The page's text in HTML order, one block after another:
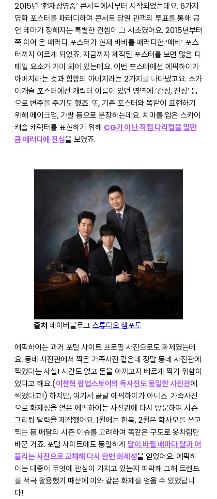
2015년 ‘현재상영중’ 콘서트에서부터 시작되었는데요. 6가지
영화 포스터를 패러디하여 콘서트 당일 관객의 투표를 통해 공
연 테마가 정해지는 특별한 컨셉이 그 시초였어요. 2015년부터
쭉 이어 온 패러디 포스터가 현재 바비를 패러디한 ‘애비’ 포스
터까지 이르게 되었죠. 지금까지 제작된 포스터를 보면 많은 디
테일 요소가 가미 되어 있는데요. 이번 포스터에선 에픽하이가
아버지라는 것과 힙합의 아버지라는 2가지를 나타냈고요. 스카
이캐슬 포스터에선 캐릭터 이름이 있던 영역에 ‘감성, 진성’ 등
으로 변주를 주기도 했죠. 또, 기존 포스터와 똑같이 표현하기
위해 메이크업, 가발 등으로 분장하는데요. 치마를 입은 스카이
캐슬 캐릭터를 표현하기 위해 CG가 아닌 직접 다리털을 밀만
큼 패러디에 진심을 보였죠.
출처 네이버블로그 스튜디오 샘포토
에픽하이는 과거 포털 사이트 프로필 사진으로도 화제였는데
요. 동네 사진관에서 찍은 가족사진 같은데 정말 동네 사진관에
찍었다는 사실! 시간도 없고 돈을 아끼고자 빠르게 찍기 위함이
었다고 해요.(이찬혁 팝업스토어의 독사진도 동일한 사진관에
찍었다고!) 하지만, 여기서 끝날 에픽하이가 아니죠. 가족사진
으로 화제성을 얻은 에픽하이는 사진관에 다시 방문하여 시즌
그리팅 달력을 제작했어요. 1월에는 한복, 2월은 학사모를 쓰고
찍는 등 매달의 시즌 이슈를 고려하여 똑같은 구도로 옷차림만
바꾼 거죠. 포털 사이트에도 동일하게 달이 바뀔 때마다 달과 어
울리는 사진으로 교체해 다시 한번 화제성을 얻었어요. 에픽하
이는 대중이 무엇에 관심이 가지고 있는지 파악해 그해 트렌드
를 적극 활용했기 때문에 이와 같은 화제를 얻을 수 있었답니
다!